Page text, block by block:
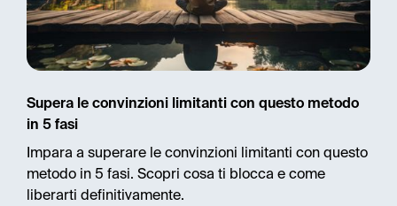
Supera le convinzioni limitanti con questo metodo
in 5 fasi
Impara a superare le convinzioni limitanti con questo
metodo in 5 fasi. Scopri cosa ti blocca e come
liberarti definitivamente.